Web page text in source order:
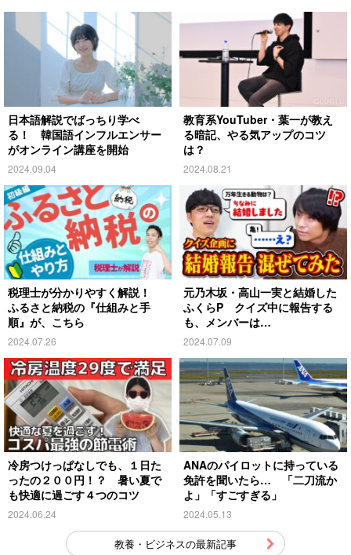
日本語解説でばっちり学べ
る！ 韓国語インフルエンサー
がオンライン講座を開始
2024.09.04
教育系YouTuber・葉一が教え
る暗記、やる気アップのコツ
は？
2024.08.21
税理士が分かりやすく解説！
ふるさと納税の『仕組みと手
順』が、こちら
2024.07.26
元乃木坂・高山一実と結婚した
ふくらP クイズ中に報告する
も、メンバーは…
2024.07.09
冷房つけっぱなしでも、１日た
ったの２００円！？ 暑い夏で
も快適に過ごす４つのコツ
2024.06.24
ANAのパイロットに持っている
免許を聞いたら… 「二刀流か
よ」「すごすぎる」
2024.05.13
教養・ビジネスの最新記事